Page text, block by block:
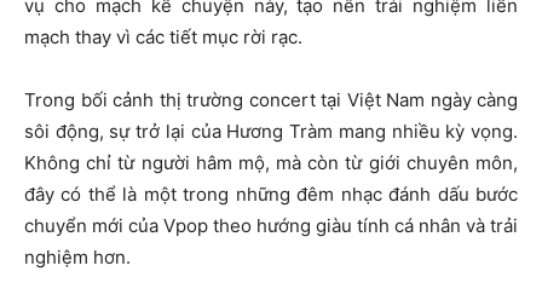
vụ cho mạch kể chuyện này, tạo nên trải nghiệm liền
mạch thay vì các tiết mục rời rạc.
Trong bối cảnh thị trường concert tại Việt Nam ngày càng
sôi động, sự trở lại của Hương Tràm mang nhiều kỳ vọng.
Không chỉ từ người hâm mộ, mà còn từ giới chuyên môn,
đây có thể là một trong những đêm nhạc đánh dấu bước
chuyển mới của Vpop theo hướng giàu tính cá nhân và trải
nghiệm hơn.